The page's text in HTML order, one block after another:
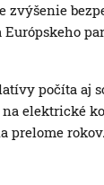
zvýšenie
počíta aj
elektrické
prelome rokov.